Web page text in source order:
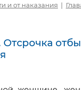
и от наказания |
Отсрочка